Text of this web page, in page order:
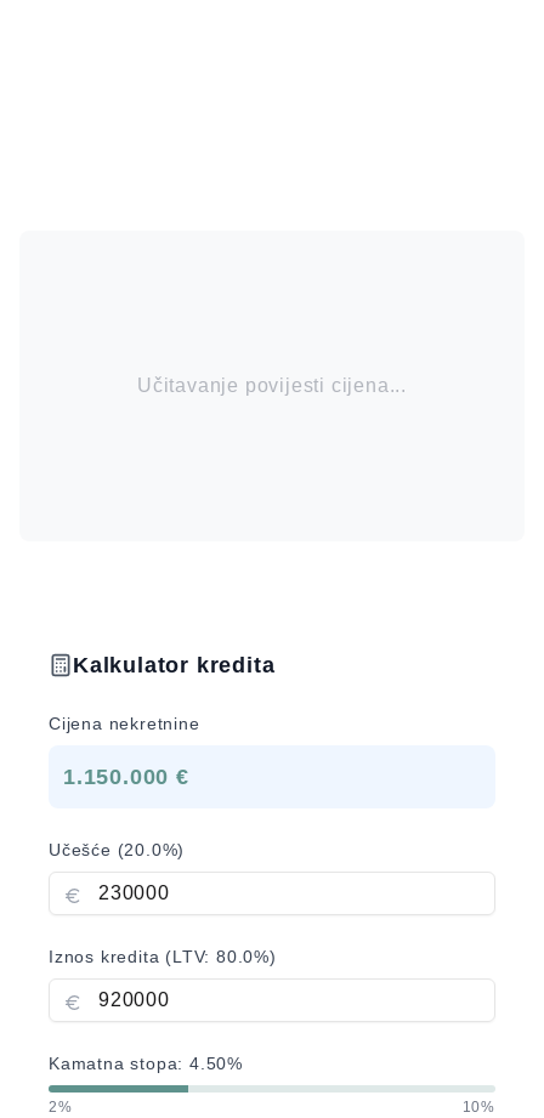
Učitavanje povijesti cijena...
Kalkulator kredita
Cijena nekretnine
1.150.000 €
Učešće (20.0%)
Iznos kredita (LTV:80.0%)
Kamatna stopa:4.50%
2% 10%